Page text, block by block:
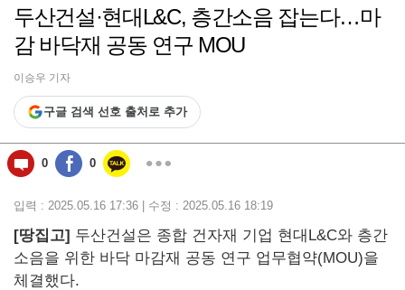
동)
두산건설·현대L&C, 층간소음 잡는다…마
감 바닥재 공동 연구 MOU
이승우 기자
구글 검색 선호 출처로 추가
0 0
입력 : 2025.05.16 17:36 | 수정 : 2025.05.16 18:19
[땅집고] 두산건설은 종합 건자재 기업 현대L&C와 층간
소음을 위한 바닥 마감재 공동 연구 업무협약(MOU)을
체결했다.